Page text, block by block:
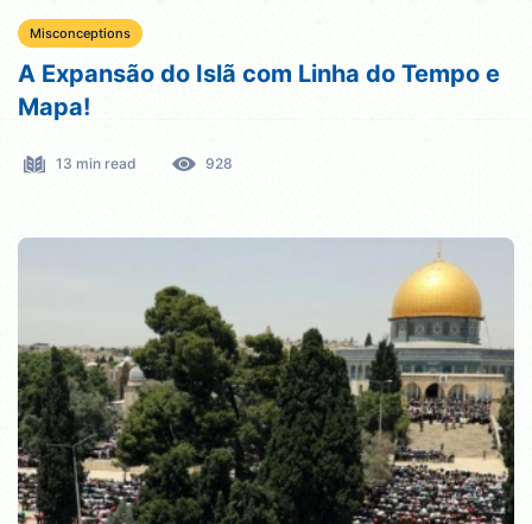
Misconceptions
A Expansão do Islã com Linha do Tempo e
Mapa!
13 min read 928